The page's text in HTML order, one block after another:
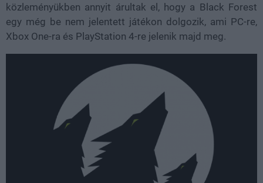
közleményükben annyit árultak el, hogy a Black Forest
egy még be nem jelentett játékon dolgozik, ami PC-re,
Xbox One-ra és PlayStation 4-re jelenik majd meg.